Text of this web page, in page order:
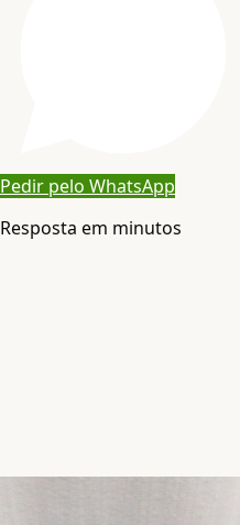
Pedir pelo WhatsApp
Resposta em minutos